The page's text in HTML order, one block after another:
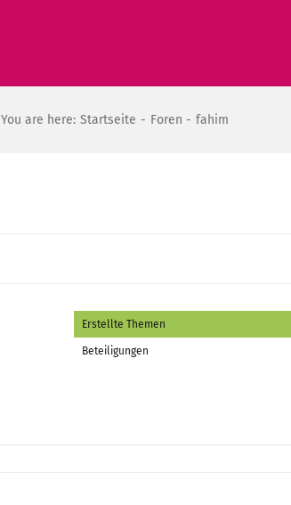
You are here: Startseite Foren fahim
Erstellte Themen
Beteiligungen